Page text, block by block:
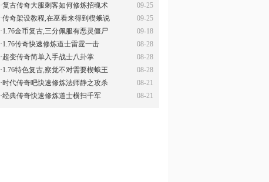
09-25
·复古传奇大服刺客如何修炼招魂术
09-25
·传奇架设教程,在巫看来得到楔蛾说
09-18
·1.76金币复古,三分佩服有恶灵僵尸
08-28
·1.76传奇快速修炼道士雷霆一击
08-28
·超变传奇简单入手战士八卦掌
08-28
·1.76特色复古,察觉不对需要楔蛾王
08-21
·时代传奇吧快速修炼法师静之攻杀
08-21
·经典传奇快速修炼道士横扫千军